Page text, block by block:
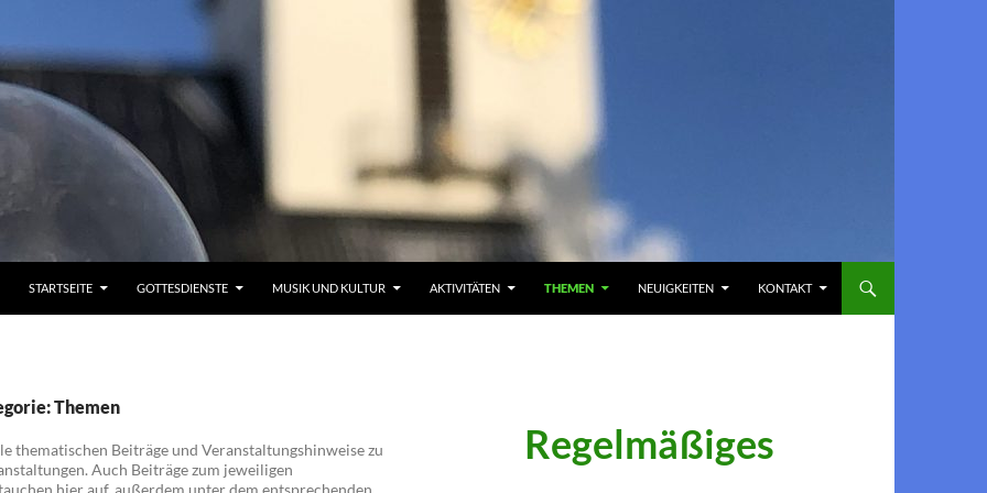
STARTSEITE GOTTESDIENSTE MUSIK UND KULTUR AKTIVITÄTEN THEMEN NEUIGKEITEN KONTAKT
Themen
thematischen Beiträge und Veranstaltungshinweise zu
Auch Beiträge zum jeweiligen
hier auf, außerdem unter dem entsprechenden
Regelmäßiges